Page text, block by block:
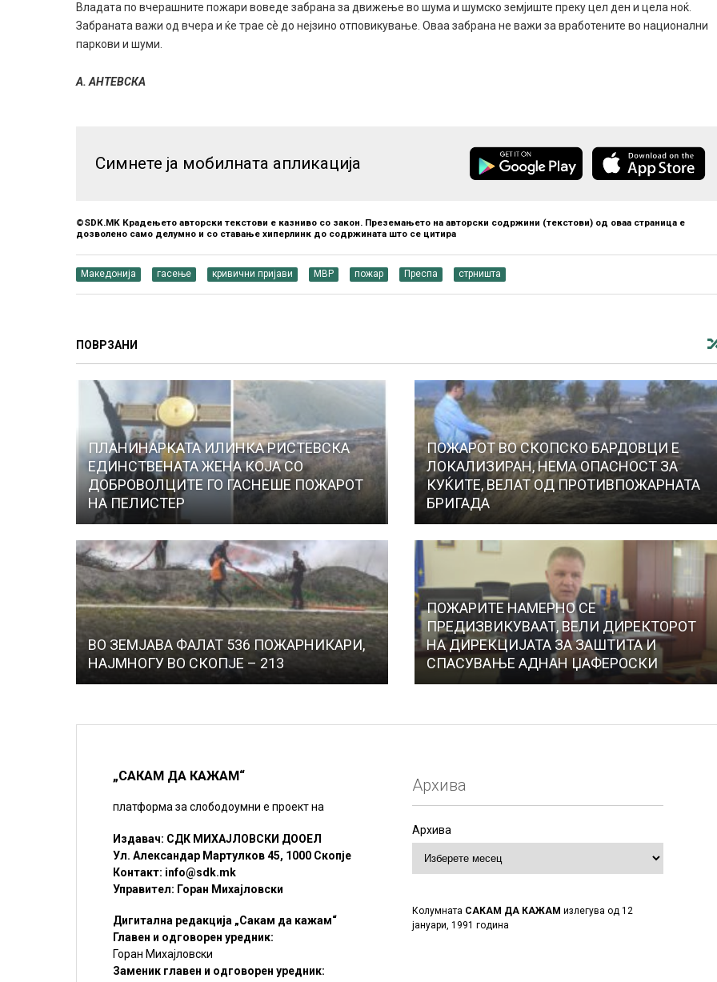
Владата по вчерашните пожари воведе забрана за движење во шума и шумско земјиште преку цел ден и цела ноќ.
Забраната важи од вчера и ќе трае сѐ до нејзино отповикување. Оваа забрана не важи за вработените во национални
паркови и шуми.
А. АНТЕВСКА
Симнете ја мобилната апликација
©SDK.MK Крадењето авторски текстови е казниво со закон. Преземањето на авторски содржини (текстови) од оваа страница е
дозволено само делумно и со ставање хиперлинк до содржината што се цитира
Македонија гасење кривични пријави МВР пожар Преспа стрништа
ПОВРЗАНИ
ПЛАНИНАРКАТА ИЛИНКА РИСТЕВСКА
ЕДИНСТВЕНАТА ЖЕНА КОЈА СО
ДОБРОВОЛЦИТЕ ГО ГАСНЕШЕ ПОЖАРОТ
НА ПЕЛИСТЕР
ПОЖАРОТ ВО СКОПСКО БАРДОВЦИ Е
ЛОКАЛИЗИРАН, НЕМА ОПАСНОСТ ЗА
КУЌИТЕ, ВЕЛАТ ОД ПРОТИВПОЖАРНАТА
БРИГАДА
ВО ЗЕМЈАВА ФАЛАТ 536 ПОЖАРНИКАРИ,
НАЈМНОГУ ВО СКОПЈЕ – 213
ПОЖАРИТЕ НАМЕРНО СЕ
ПРЕДИЗВИКУВААТ, ВЕЛИ ДИРЕКТОРОТ
НА ДИРЕКЦИЈАТА ЗА ЗАШТИТА И
СПАСУВАЊЕ АДНАН ЏАФЕРОСКИ
„САКАМ ДА КАЖАМ“
платформа за слободоумни е проект на
Издавач: СДК МИХАЈЛОВСКИ ДООЕЛ
Ул. Александар Мартулков 45, 1000 Скопје
Контакт: info@sdk.mk
Управител: Горан Михајловски
Дигитална редакција „Сакам да кажам“
Главен и одговорен уредник:
Горан Михајловски
Заменик главен и одговорен уредник:
Архива
Архива
Колумната САКАМ ДА КАЖАМ излегува од 12
јануари, 1991 година